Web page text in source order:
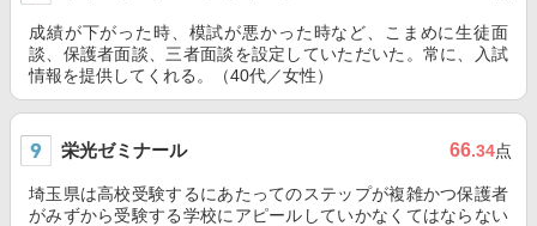
成績が下がった時、模試が悪かった時など、こまめに生徒面
談、保護者面談、三者面談を設定していただいた。常に、入試
情報を提供してくれる。（40代／女性）
栄光ゼミナール 66.34点
埼玉県は高校受験するにあたってのステップが複雑かつ保護者
がみずから受験する学校にアピールしていかなくてはならない